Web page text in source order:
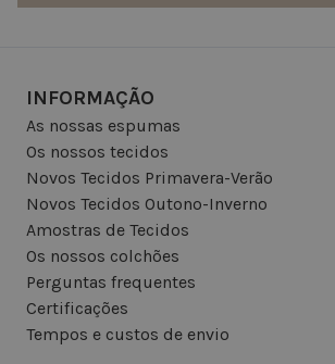
INFORMAÇÃO
As nossas espumas
Os nossos tecidos
Novos Tecidos Primavera-Verão
Novos Tecidos Outono-Inverno
Amostras de Tecidos
Os nossos colchões
Perguntas frequentes
Certificações
Tempos e custos de envio